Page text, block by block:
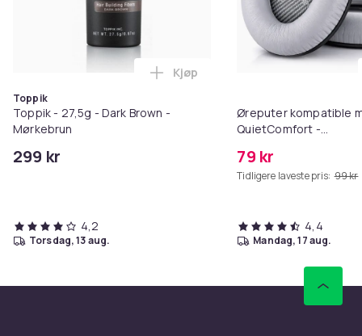
Toppik
Toppik - 27,5g - Dark Brown -
Mørkebrun
299 kr
Legg Toppik - 27,5g - Dark
Kjøp
4,2
torsdag, 13 aug.
Øreputer kompatible
QuietComfort -
79 kr
Tidligere laveste pris: 99 kr
4,4
mandag, 17 aug.